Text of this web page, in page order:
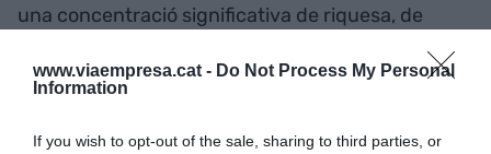
www.viaempresa.cat - Do Not Process My Personal
Information
If you wish to opt-out of the sale, sharing to third parties, or
una concentració significativa de riquesa, de
motius principals de la seva major tributació (tot i
presidenta).